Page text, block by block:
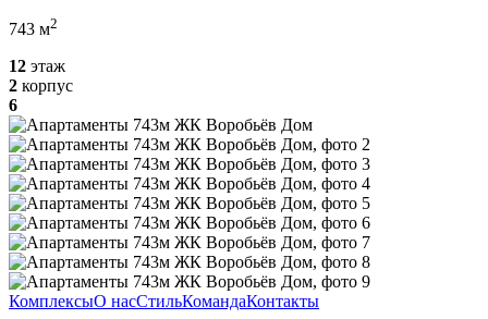
743 м2
12 этаж
2 корпус
6
КомплексыО насСтильКомандаКонтакты